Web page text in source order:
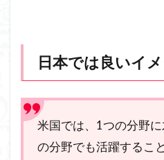
日本では良いイ
米国では、1つの分野
の分野でも活躍するこ